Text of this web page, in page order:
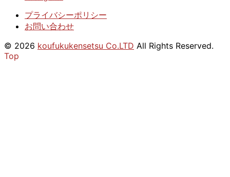
プライバシーポリシー
お問い合わせ
© 2026 koufukukensetsu Co.LTD All Rights Reserved.
Top